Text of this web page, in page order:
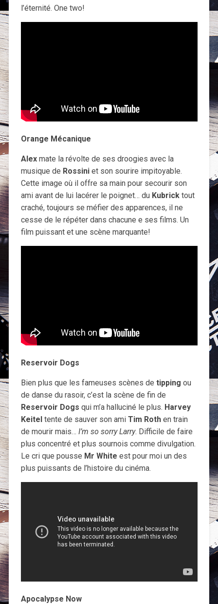
l’éternité. One two!
Orange Mécanique
Alex mate la révolte de ses droogies avec la
musique de Rossiniet son sourire impitoyable.
Cette image où il offre sa main pour secourir son
ami avant de lui lacérer le poignet… du Kubricktout
craché, toujours se méfier des apparences, il ne
cesse de le répéter dans chacune e ses films. Un
film puissant et une scène marquante!
Reservoir Dogs
Bien plus que les fameuses scènes de tipping ou
de danse du rasoir, c’est la scène de fin de
Reservoir Dogs qui m’a halluciné le plus. Harvey
Keiteltente de sauver son ami Tim Rothen train
de mourir mais… I’m so sorry Larry. Difficile de faire
plus concentré et plus sournois comme divulgation.
Le cri que pousse Mr White est pour moi un des
plus puissants de l’histoire du cinéma.
Apocalypse Now